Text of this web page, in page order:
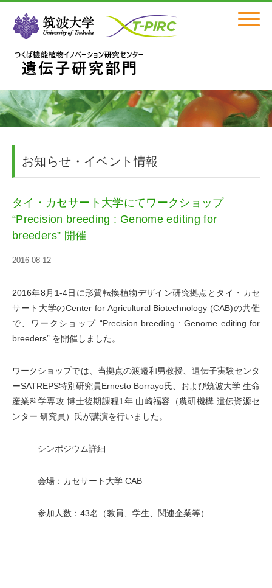
Click
お知らせ・イベント情報
タイ・カセサート大学にてワークショップ
“Precision breeding : Genome editing for
breeders” 開催
2016-08-12
2016年8月1-4日に形質転換植物デザイン研究拠点とタイ・カセ
サート大学のCenter for Agricultural Biotechnology (CAB)の共催
で、ワークショップ “Precision breeding : Genome editing for
breeders” を開催しました。
ワークショップでは、当拠点の渡邉和男教授、遺伝子実験センタ
ーSATREPS特別研究員Ernesto Borrayo氏、および筑波大学 生命
産業科学専攻 博士後期課程1年 山崎福容（農研機構 遺伝資源セ
ンター 研究員）氏が講演を行いました。
シンポジウム詳細
会場：カセサート大学 CAB
参加人数：43名（教員、学生、関連企業等）